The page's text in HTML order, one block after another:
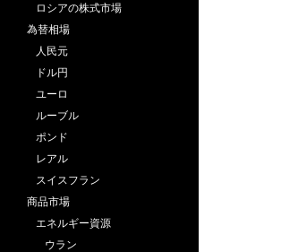
ロシアの株式市場
為替相場
人民元
ドル円
ユーロ
ルーブル
ポンド
レアル
スイスフラン
商品市場
エネルギー資源
ウラン